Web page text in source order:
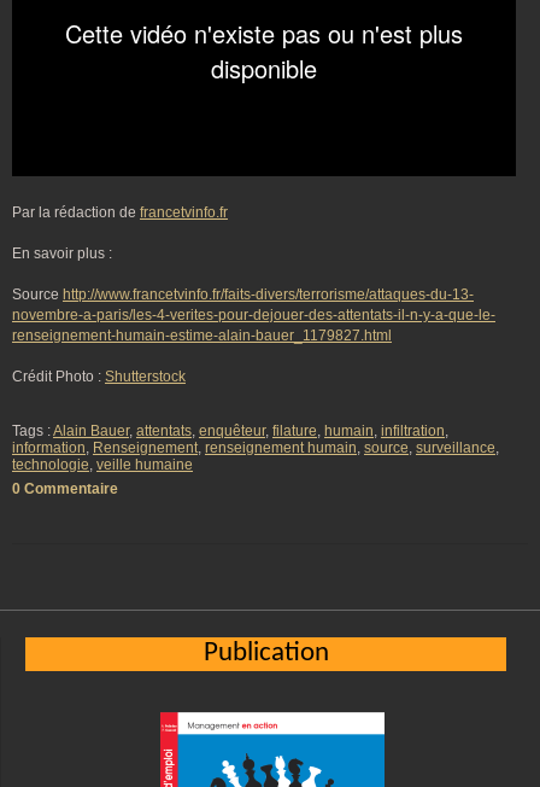
Par la rédaction de francetvinfo.fr
En savoir plus :
Source http://www.francetvinfo.fr/faits-divers/terrorisme/attaques-du-13-
novembre-a-paris/les-4-verites-pour-dejouer-des-attentats-il-n-y-a-que-le-
renseignement-humain-estime-alain-bauer_1179827.html
Crédit Photo : Shutterstock
Tags :Alain Bauer, attentats, enquêteur, filature, humain, infiltration,
information, Renseignement, renseignement humain, source, surveillance,
technologie, veille humaine
0 Commentaire
Publication